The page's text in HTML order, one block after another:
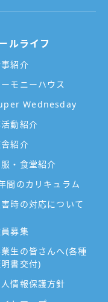
ルライフ
紹介
モニーハウス
Wednesday
動紹介
紹介
・食堂紹介
間のカリキュラム
時の対応について
募集
生の皆さんへ(各種
書交付)
情報保護方針